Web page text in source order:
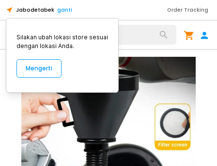
Jabodetabek ganti Order Tracking
Alat Kopi
Silakan ubah lokasi store sesuai
dengan lokasi Anda.
Mengerti